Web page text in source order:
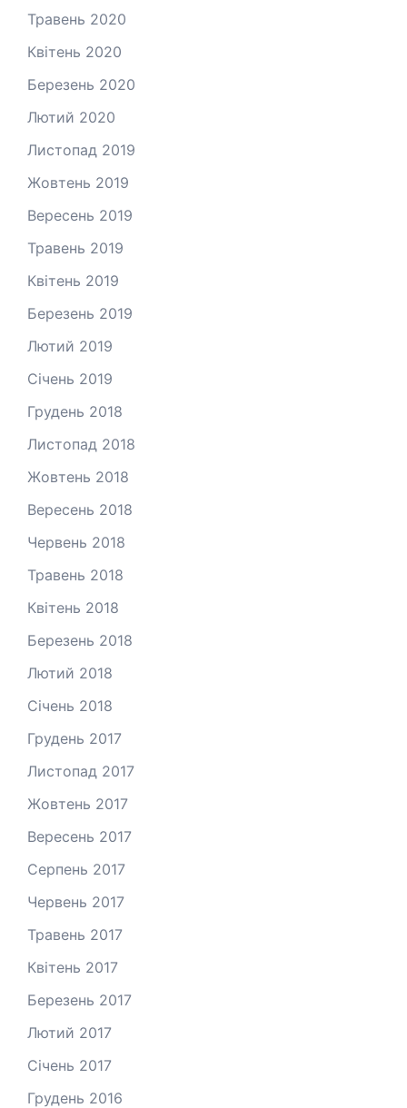
Травень 2020
Квітень 2020
Березень 2020
Лютий 2020
Листопад 2019
Жовтень 2019
Вересень 2019
Травень 2019
Квітень 2019
Березень 2019
Лютий 2019
Січень 2019
Грудень 2018
Листопад 2018
Жовтень 2018
Вересень 2018
Червень 2018
Травень 2018
Квітень 2018
Березень 2018
Лютий 2018
Січень 2018
Грудень 2017
Листопад 2017
Жовтень 2017
Вересень 2017
Серпень 2017
Червень 2017
Травень 2017
Квітень 2017
Березень 2017
Лютий 2017
Січень 2017
Грудень 2016